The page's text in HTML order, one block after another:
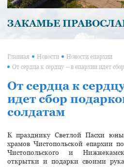
ЗАКАМЬЕ
Главная Новости Новости епархии
От сердца к
идет сбор
солдатам
К празднику Светлой Пасхи
храмов Чистопольской епархии
Чистопольского и
открытки и подарки своими